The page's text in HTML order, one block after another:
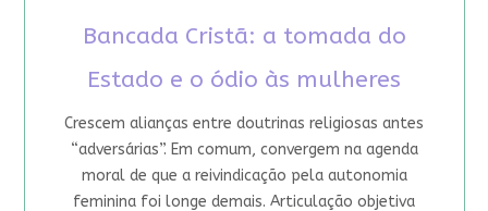
Bancada Cristã: a tomada do
Estado e o ódio às mulheres
Crescem alianças entre doutrinas religiosas antes
“adversárias”. Em comum, convergem na agenda
moral de que a reivindicação pela autonomia
feminina foi longe demais. Articulação objetiva